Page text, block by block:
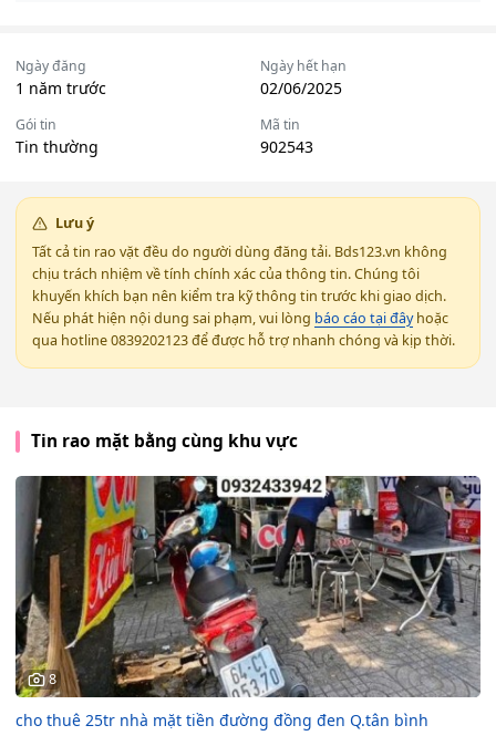
Ngày đăng
1 năm trước
Ngày hết hạn
02/06/2025
Gói tin
Tin thường
Mã tin
902543
Lưu ý
Tất cả tin rao vặt đều do người dùng đăng tải. Bds123.vn không
chịu trách nhiệm về tính chính xác của thông tin. Chúng tôi
khuyến khích bạn nên kiểm tra kỹ thông tin trước khi giao dịch.
Nếu phát hiện nội dung sai phạm, vui lòng báo cáo tại đâyhoặc
qua hotline 0839202123 để được hỗ trợ nhanh chóng và kịp thời.
Tin rao mặt bằng cùng khu vực
8
cho thuê 25tr nhà mặt tiền đường đồng đen Q.tân bình